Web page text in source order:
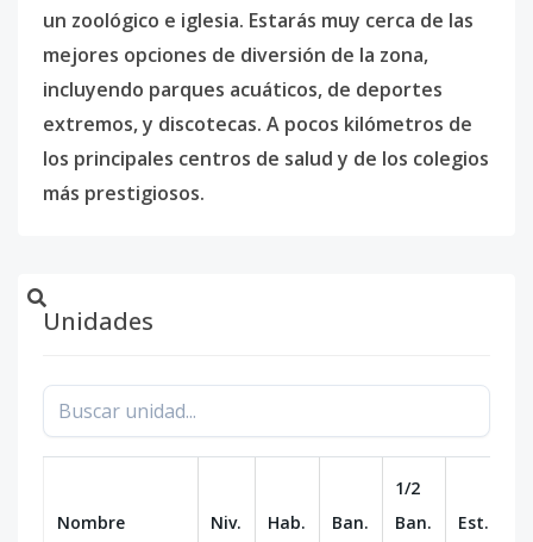
un zoológico e iglesia. Estarás muy cerca de las
mejores opciones de diversión de la zona,
incluyendo parques acuáticos, de deportes
extremos, y discotecas. A pocos kilómetros de
los principales centros de salud y de los colegios
más prestigiosos.
Unidades
Nombre Niv. Hab. Ban.
1/2
Ban.
Est.